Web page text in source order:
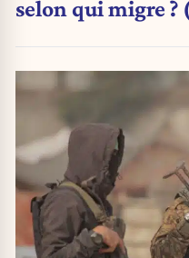
selon qui migre ?